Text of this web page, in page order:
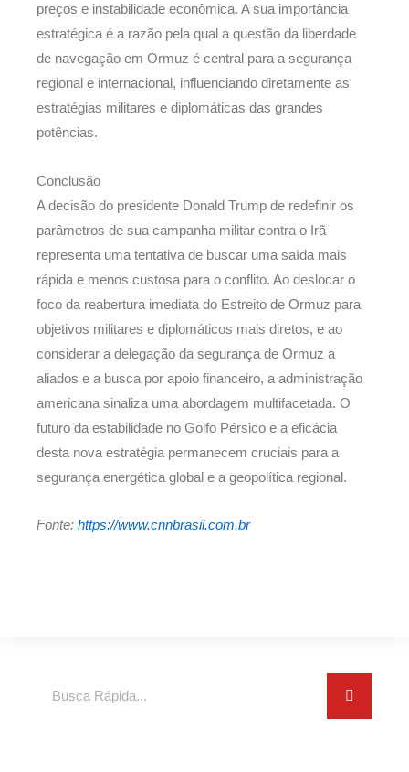
preços e instabilidade econômica. A sua importância
estratégica é a razão pela qual a questão da liberdade
de navegação em Ormuz é central para a segurança
regional e internacional, influenciando diretamente as
estratégias militares e diplomáticas das grandes
potências.
Conclusão
A decisão do presidente Donald Trump de redefinir os
parâmetros de sua campanha militar contra o Irã
representa uma tentativa de buscar uma saída mais
rápida e menos custosa para o conflito. Ao deslocar o
foco da reabertura imediata do Estreito de Ormuz para
objetivos militares e diplomáticos mais diretos, e ao
considerar a delegação da segurança de Ormuz a
aliados e a busca por apoio financeiro, a administração
americana sinaliza uma abordagem multifacetada. O
futuro da estabilidade no Golfo Pérsico e a eficácia
desta nova estratégia permanecem cruciais para a
segurança energética global e a geopolítica regional.
Fonte: https://www.cnnbrasil.com.br